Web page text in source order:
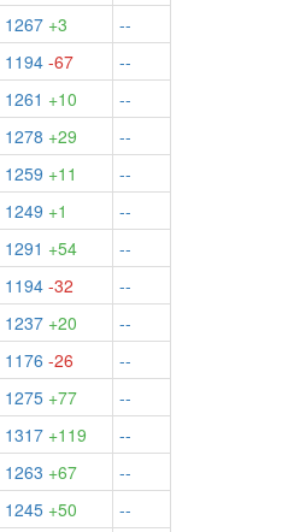
1267 +3
--
1194 -67
--
1261 +10
--
1278 +29
--
1259 +11
--
1249 +1
--
1291 +54
--
1194 -32
--
1237 +20
--
1176 -26
--
1275 +77
--
1317 +119
--
1263 +67
--
1245 +50
--